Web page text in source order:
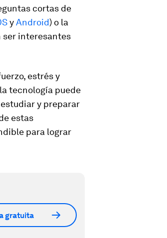
cortas de
yAndroid) o la
ser interesantes
estrés y
tecnología puede
y preparar
estas
para lograr
gratuita